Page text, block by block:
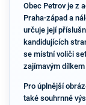
Obec Petrov je z
Praha-západ a
určuje její
kandidujících
se místní voliči
zajímavým
Pro úplnější
také souhrnné